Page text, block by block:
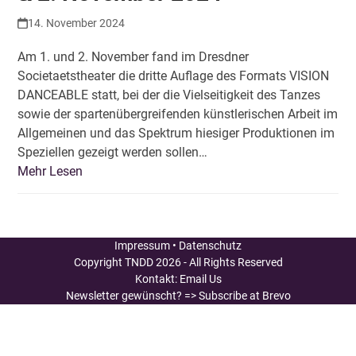
14. November 2024
Am 1. und 2. November fand im Dresdner
Societaetstheater die dritte Auflage des Formats VISION
DANCEABLE statt, bei der die Vielseitigkeit des Tanzes
sowie der spartenübergreifenden künstlerischen Arbeit im
Allgemeinen und das Spektrum hiesiger Produktionen im
Speziellen gezeigt werden sollen…
Mehr Lesen
Impressum • Datenschutz
Copyright TNDD2026 - All Rights Reserved
Kontakt: Email Us
Newsletter gewünscht? => Subscribe at Brevo